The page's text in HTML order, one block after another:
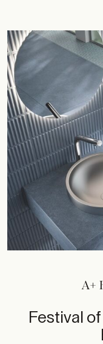
A+
Festival